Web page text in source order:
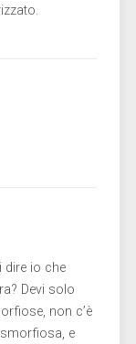
dire io che
Devi solo
non c’è
e